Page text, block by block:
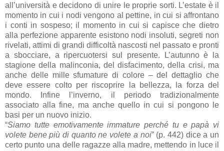
all’università e decidono di unire le proprie sorti. L’estate è il
momento in cui i nodi vengono al pettine, in cui si affrontano
i conti in sospeso; il momento in cui si capisce che dietro
alla perfezione apparente esistono nodi insoluti, segreti non
rivelati, attimi di grandi difficoltà nascosti nel passato e pronti
a sbocciare, a ripercuotersi sul presente. L’autunno è la
stagione della malinconia, del disfacimento, della crisi, ma
anche delle mille sfumature di colore – del dettaglio che
deve essere colto per riscoprire la bellezza, la forza del
mondo. Infine l’inverno, il periodo tradizionalmente
associato alla fine, ma anche quello in cui si pongono le
basi per un nuovo inizio.
“Siamo tutte emotivamente immature perché tu e papà vi
volete bene più di quanto ne volete a noi” (p. 442) dice a un
certo punto una delle ragazze alla madre, mettendo in luce il